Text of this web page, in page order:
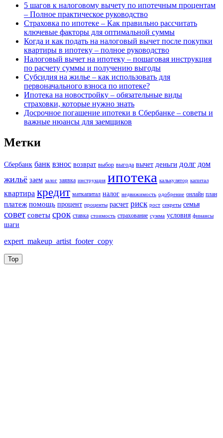
5 шагов к налоговому вычету по ипотечным процентам
– Полное практическое руководство
Страховка по ипотеке – Как правильно рассчитать
ключевые факторы для оптимальной суммы
Когда и как подать на налоговый вычет после покупки
квартиры в ипотеку – полное руководство
Налоговый вычет на ипотеку – пошаговая инструкция
по расчету суммы и получению выгоды
Субсидия на жилье – как использовать для
первоначального взноса по ипотеке?
Ипотека на новостройку – обязательные виды
страховки, которые нужно знать
Досрочное погашение ипотеки в Сбербанке – советы и
важные нюансы для заемщиков
Метки
Сбербанк банк взнос возврат выбор выгода вычет деньги долг дом
жильё заем залог заявка инструкция ипотека калькулятор капитал
квартира кредит маткапитал налог недвижимость одобрение онлайн план
платеж помощь процент проценты расчет риск рост секреты семья
совет советы срок ставка стоимость страхование сумма условия финансы
шаги
expert_makeup_artist_footer_copy
Top